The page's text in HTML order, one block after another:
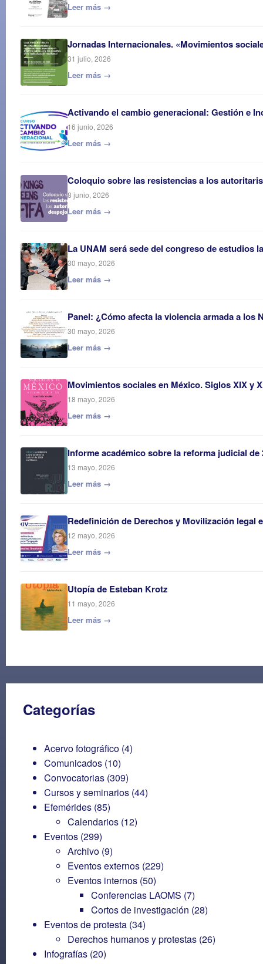
Leer más →
Jornadas Internacionales. «Movimientos
31 julio, 2026
Leer más →
Activando el cambio generacional: Gestión e
16 junio, 2026
Leer más →
Coloquio sobre las resistencias a los
8 junio, 2026
Leer más →
La UNAM será sede del congreso de estudios
30 mayo, 2026
Leer más →
Panel: ¿Cómo afecta la violencia armada a los
30 mayo, 2026
Leer más →
Movimientos sociales en México. Siglos XIX y
18 mayo, 2026
Leer más →
Informe académico sobre la reforma judicial de
13 mayo, 2026
Leer más →
Redefinición de Derechos y Movilización legal
12 mayo, 2026
Leer más →
Utopía de Esteban Krotz
11 mayo, 2026
Leer más →
Categorías
Acervo fotográfico (4)
Comunicados (10)
Convocatorias (309)
Cursos y seminarios (44)
Efemérides (85)
Calendarios (12)
Eventos (299)
Archivo (9)
Eventos externos (229)
Eventos internos (50)
Conferencias LAOMS (7)
Cortos de investigación (28)
Eventos de protesta (34)
Derechos humanos y protestas (26)
Infografías (20)